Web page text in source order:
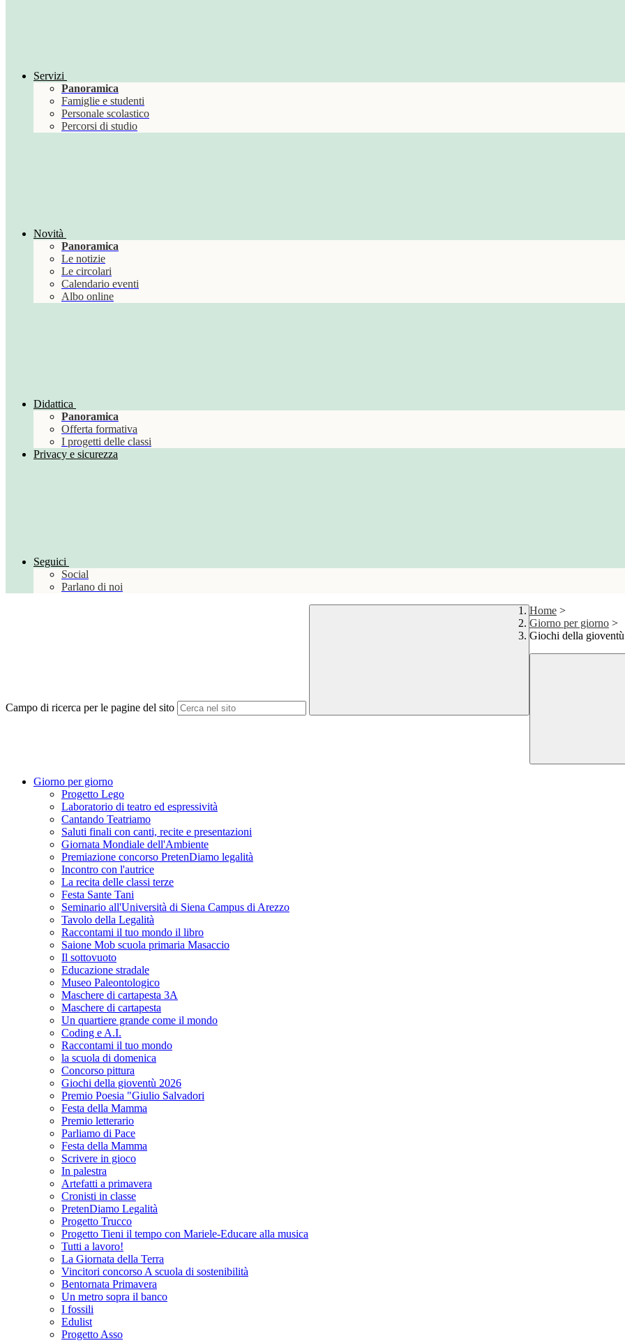
Servizi
Panoramica
Famiglie e studenti
Personale scolastico
Percorsi di studio
Novità
Panoramica
Le notizie
Le circolari
Calendario eventi
Albo online
Didattica
Panoramica
Offerta formativa
I progetti delle classi
Privacy e sicurezza
Seguici
Social
Parlano di noi
Campo di ricerca per le pagine del sito
Home >
Giorno per giorno >
Giochi della
Giorno per giorno
Progetto Lego
Laboratorio di teatro ed espressività
Cantando Teatriamo
Saluti finali con canti, recite e presentazioni
Giornata Mondiale dell'Ambiente
Premiazione concorso PretenDiamo legalità
Incontro con l'autrice
La recita delle classi terze
Festa Sante Tani
Seminario all'Università di Siena Campus di Arezzo
Tavolo della Legalità
Raccontami il tuo mondo il libro
Saione Mob scuola primaria Masaccio
Il sottovuoto
Educazione stradale
Museo Paleontologico
Maschere di cartapesta 3A
Maschere di cartapesta
Un quartiere grande come il mondo
Coding e A.I.
Raccontami il tuo mondo
la scuola di domenica
Concorso pittura
Giochi della gioventù 2026
Premio Poesia "Giulio Salvadori
Festa della Mamma
Premio letterario
Parliamo di Pace
Festa della Mamma
Scrivere in gioco
In palestra
Artefatti a primavera
Cronisti in classe
PretenDiamo Legalità
Progetto Trucco
Progetto Tieni il tempo con Mariele-Educare alla musica
Tutti a lavoro!
La Giornata della Terra
Vincitori concorso A scuola di sostenibilità
Bentornata Primavera
Un metro sopra il banco
I fossili
Edulist
Progetto Asso